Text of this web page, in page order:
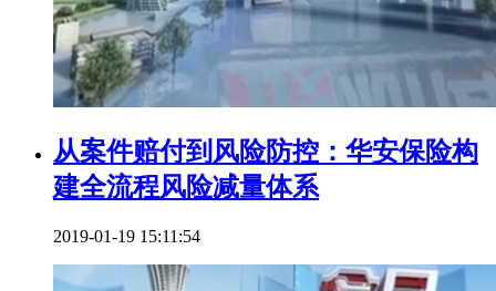
从案件赔付到风险防控：华安保险构
建全流程风险减量体系
2019-01-19 15:11:54